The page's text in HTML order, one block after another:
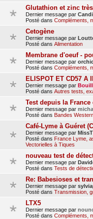
Glutathion et zinc
Dernier message par
Posté dans Compléments,
Cetogène
Dernier message par
Posté dans Alimentation
Membrane d'oeuf -
Dernier message par
Posté dans Compléments,
ELISPOT ET CD57 A
Dernier message par
Posté dans Autres tests,
Test depuis la
Dernier message par
Posté dans Bandes
Café-Lyme à Guéret
Dernier message par
Posté dans France Lyme,
Vectorielles à Tiques
nouveau test de
Dernier message par
Posté dans Tests de
Re: Babesioses et
Dernier message par
Posté dans Transmission,
LTX5
Dernier message par
Posté dans Compléments,